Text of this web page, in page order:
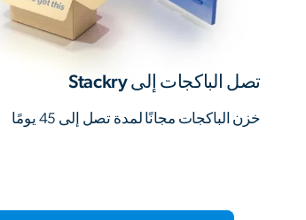
تصل الباكجات إلى Stackry
خزن الباكجات مجانًا لمدة تصل إلى 45 يومًا